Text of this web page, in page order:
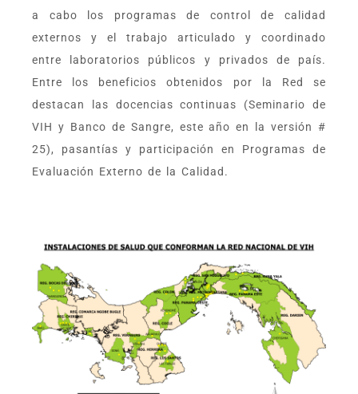
a cabo los programas de control de calidad
externos y el trabajo articulado y coordinado
entre laboratorios públicos y privados de país.
Entre los beneficios obtenidos por la Red se
destacan las docencias continuas (Seminario de
VIH y Banco de Sangre, este año en la versión #
25), pasantías y participación en Programas de
Evaluación Externo de la Calidad.